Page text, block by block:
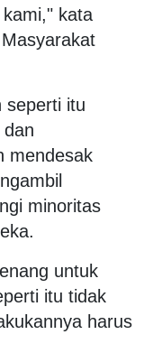
kata
seperti itu
mendesak
minoritas
untuk
itu tidak
harus